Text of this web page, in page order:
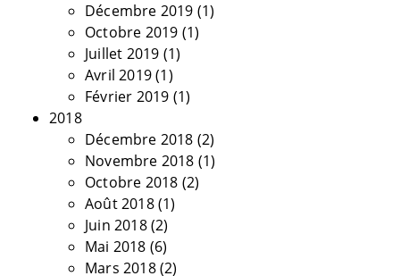
Décembre 2019 (1)
Octobre 2019 (1)
Juillet 2019 (1)
Avril 2019(1)
Février 2019 (1)
2018
Décembre 2018 (2)
Novembre 2018 (1)
Octobre 2018 (2)
Août 2018(1)
Juin 2018(2)
Mai 2018 (6)
Mars 2018(2)